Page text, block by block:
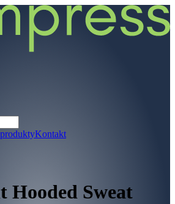
Kontakt
Hooded Sweat